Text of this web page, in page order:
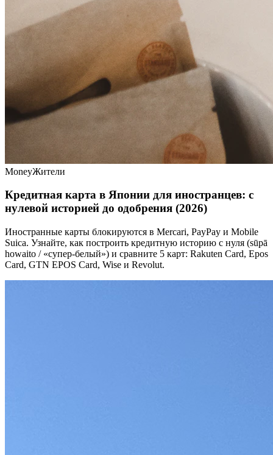
MoneyЖители
Кредитная карта в Японии для иностранцев: с
нулевой историей до одобрения (2026)
Иностранные карты блокируются в Mercari, PayPay и Mobile
Suica. Узнайте, как построить кредитную историю с нуля (sūpā
howaito / «супер-белый») и сравните 5 карт: Rakuten Card, Epos
Card, GTN EPOS Card, Wise и Revolut.